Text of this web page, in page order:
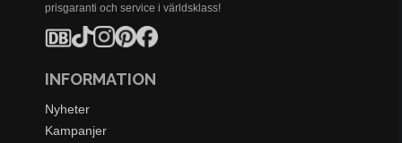
prisgaranti och service i världsklass!
INFORMATION
Nyheter
Kampanjer